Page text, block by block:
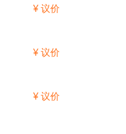
¥ 议价
¥ 议价
¥ 议价